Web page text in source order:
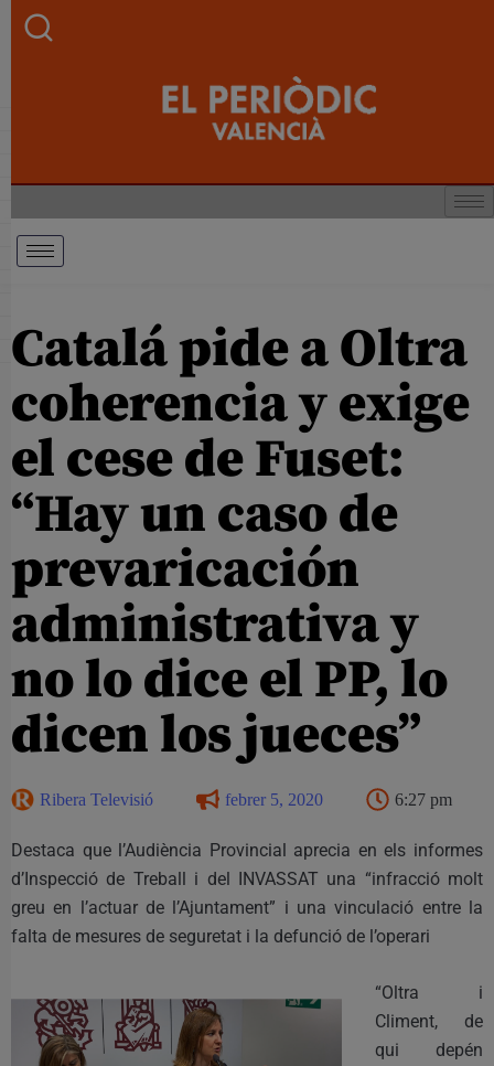
Catalá pide a Oltra
coherencia y exige
el cese de Fuset:
“Hay un caso de
prevaricación
administrativa y
no lo dice el PP, lo
dicen los jueces”
Ribera Televisió febrer 5, 2020 6:27 pm
Destaca que l’Audiència Provincial aprecia en els informes
d’Inspecció de Treball i del INVASSAT una “infracció molt
greu en l’actuar de l’Ajuntament” i una vinculació entre la
falta de mesures de seguretat i la defunció de l’operari
“Oltra i
Climent, de
qui depén